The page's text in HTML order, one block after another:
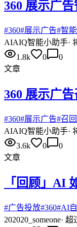
360 展示广
#360#展示广告#智
AIAIQ智能小助手·
1.8k
0
0
文章
360 展示广
#360#展示广告#召
AIAIQ智能小助手·
3.6k
0
0
文章
「回顾」AI
#广告投放#360#AI
202020_someone· 超